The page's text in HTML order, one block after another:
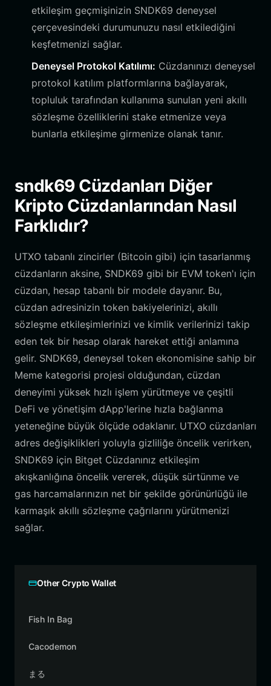
etkileşim geçmişinizin SNDK69 deneysel
çerçevesindeki durumunuzu nasıl etkilediğini
keşfetmenizi sağlar.
Deneysel Protokol Katılımı: Cüzdanınızı deneysel
protokol katılım platformlarına bağlayarak,
topluluk tarafından kullanıma sunulan yeni akıllı
sözleşme özelliklerini stake etmenize veya
bunlarla etkileşime girmenize olanak tanır.
sndk69 Cüzdanları Diğer
Kripto Cüzdanlarından Nasıl
Farklıdır?
UTXO tabanlı zincirler (Bitcoin gibi) için tasarlanmış
cüzdanların aksine, SNDK69 gibi bir EVM token'ı için
cüzdan, hesap tabanlı bir modele dayanır. Bu,
cüzdan adresinizin token bakiyelerinizi, akıllı
sözleşme etkileşimlerinizi ve kimlik verilerinizi takip
eden tek bir hesap olarak hareket ettiği anlamına
gelir. SNDK69, deneysel token ekonomisine sahip bir
Meme kategorisi projesi olduğundan, cüzdan
deneyimi yüksek hızlı işlem yürütmeye ve çeşitli
DeFi ve yönetişim dApp'lerine hızla bağlanma
yeteneğine büyük ölçüde odaklanır. UTXO cüzdanları
adres değişiklikleri yoluyla gizliliğe öncelik verirken,
SNDK69 için Bitget Cüzdanınız etkileşim
akışkanlığına öncelik vererek, düşük sürtünme ve
gas harcamalarınızın net bir şekilde görünürlüğü ile
karmaşık akıllı sözleşme çağrılarını yürütmenizi
sağlar.
Other Crypto Wallet
Fish In Bag
Cacodemon
まる